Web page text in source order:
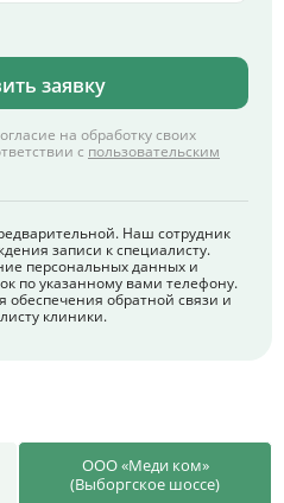
заявку
на обработку своих
с пользовательским
Наш сотрудник
записи к специалисту.
персональных данных и
по указанному вами телефону.
обратной связи и
клиники.
ООО «Меди ком»
(Выборгское шоссе)